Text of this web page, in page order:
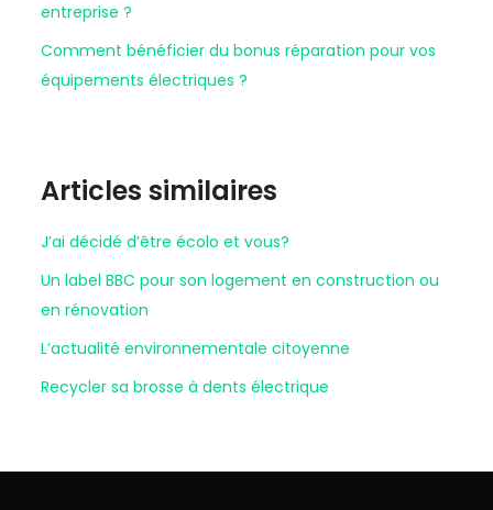
entreprise ?
Comment bénéficier du bonus réparation pour vos
équipements électriques ?
Articles similaires
J’ai décidé d’être écolo et vous?
Un label BBC pour son logement en construction ou
en rénovation
L’actualité environnementale citoyenne
Recycler sa brosse à dents électrique